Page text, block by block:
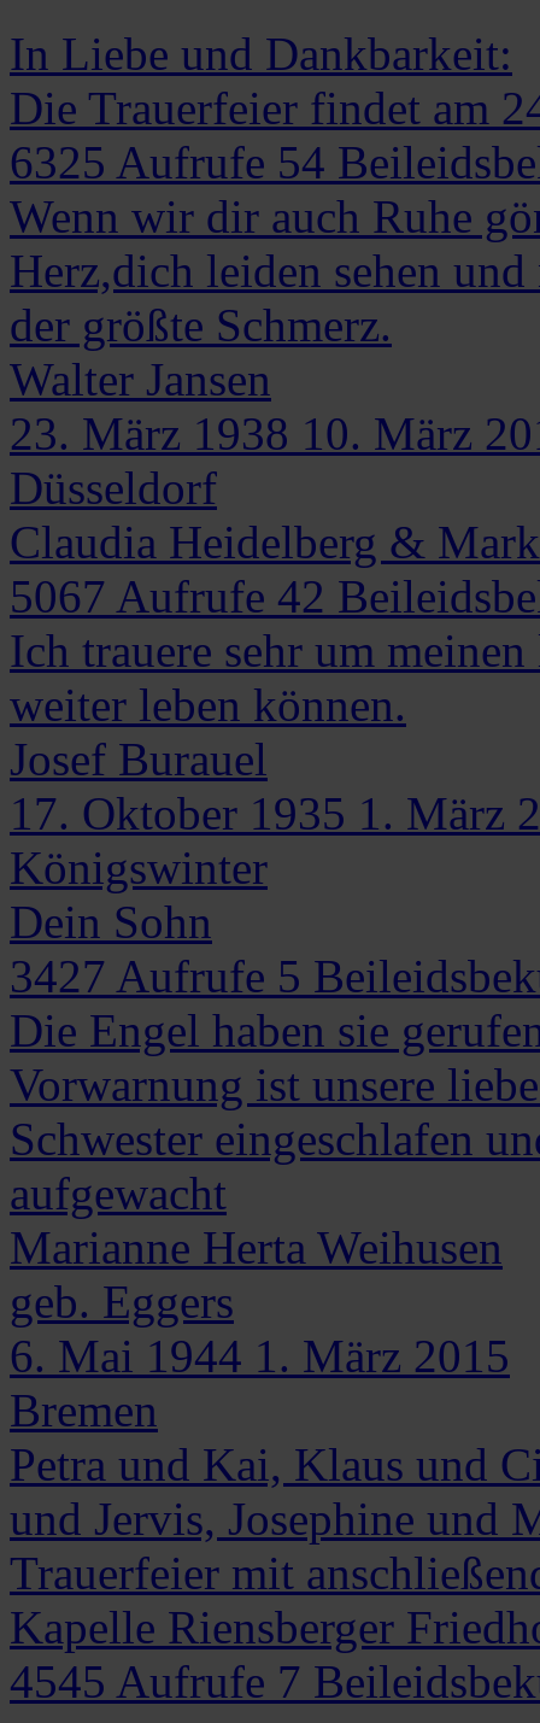
In Liebe und Dankbarkeit:
Die Trauerfeier findet am
6325 Aufrufe 54
Wenn wir dir auch Ruhe
Herz,dich leiden sehen
der größte Schmerz.
Walter Jansen
23. März 1938 10. März
Düsseldorf
Claudia Heidelberg &
5067 Aufrufe 42
Ich trauere sehr um
weiter leben können.
Josef Burauel
17. Oktober 1935 1. März
Königswinter
Dein Sohn
3427 Aufrufe 5
Die Engel haben sie
Vorwarnung ist unsere
Schwester eingeschlafen
aufgewacht
Marianne Herta Weihusen
geb. Eggers
6. Mai 1944 1. März 2015
Bremen
Petra und Kai, Klaus und
und Jervis, Josephine und
Trauerfeier mit
Kapelle Riensberger
4545 Aufrufe 7